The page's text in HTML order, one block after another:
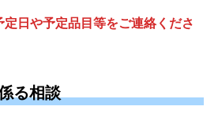
日や予定品目等をご連絡くださ
る相談